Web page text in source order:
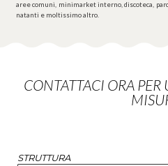
aree comuni, minimarket interno, discoteca,
natanti e moltissimo altro.
CONTATTACI ORA
STRUTTURA